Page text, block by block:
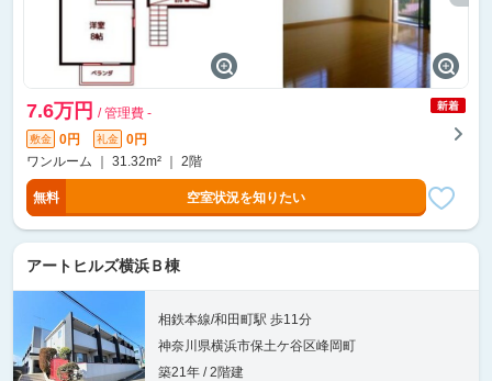
7.6万円 / 管理費 -
敷金 0円 礼金
0円
ワンルーム ｜ 31.32m² ｜ 2階
無料 空室状況を知りたい
アートヒルズ横浜Ｂ棟
相鉄本線/和田町駅 歩11分
神奈川県横浜市保土ケ谷区峰岡町
築21年 / 2階建